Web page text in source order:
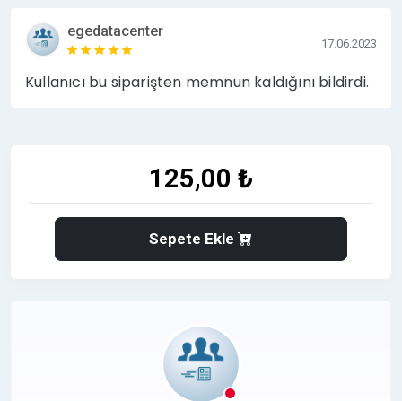
egedatacenter
17.06.2023
Kullanıcı bu siparişten memnun kaldığını bildirdi.
125,00 ₺
Sepete Ekle